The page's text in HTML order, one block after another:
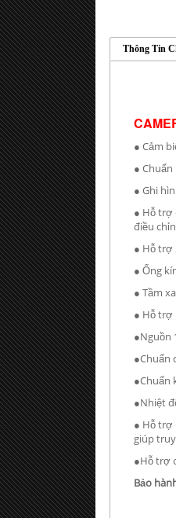
Thông Tin
● Cảm
● Chuẩn
● Ghi
● Hỗ trợ
điều
● Hỗ trợ
● Ống
● Tầm
● Hỗ trợ
●Nguồn
●Chuẩn
●Chuẩn
●Nhiệt
● Hỗ trợ
giúp
●Hỗ trợ
Bảo